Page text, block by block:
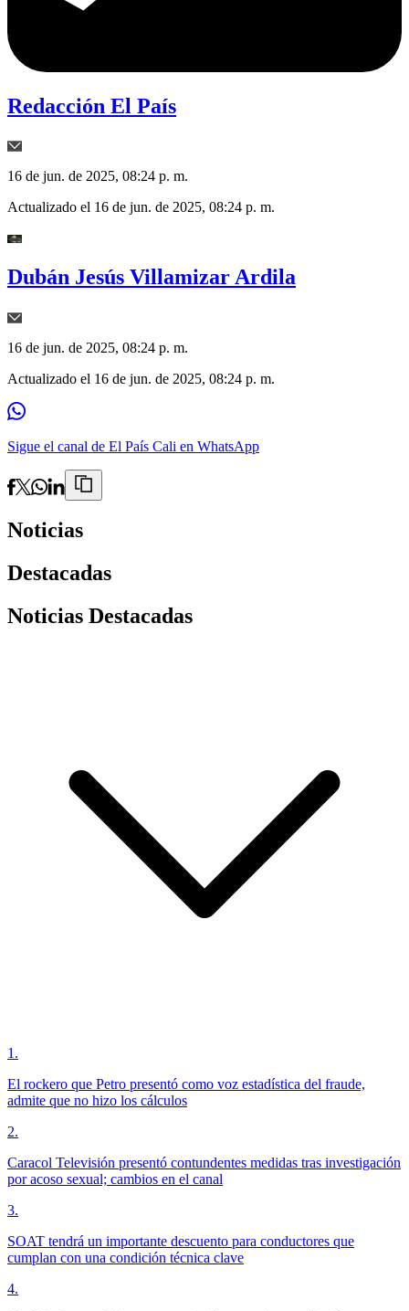
Redacción El País
16 de jun. de 2025, 08:24 p. m.
Actualizado el 16 de jun. de 2025, 08:24 p. m.
Dubán Jesús Villamizar Ardila
16 de jun. de 2025, 08:24 p. m.
Actualizado el 16 de jun. de 2025, 08:24 p. m.
Sigue el canal de El País Cali en WhatsApp
Noticias
Destacadas
Noticias Destacadas
1 .
El rockero que Petro presentó como voz estadística del fraude,
admite que no hizo los cálculos
2.
Caracol Televisión presentó contundentes medidas tras investigación
por acoso sexual; cambios en el canal
3.
SOAT tendrá un importante descuento para conductores que
cumplan con una condición técnica clave
4.